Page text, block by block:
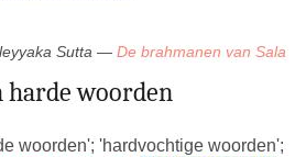
Sutta —De brahmanen van Sala
harde woorden
woorden'; 'hardvochtige woorden';